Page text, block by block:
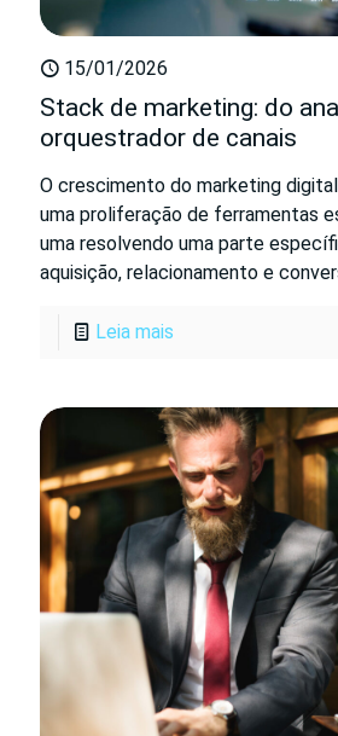
15/01/2026
Stack de marketing: do
orquestrador de canais
O crescimento do marketing
uma proliferação de ferramentas
uma resolvendo uma parte
aquisição, relacionamento e
Leia mais